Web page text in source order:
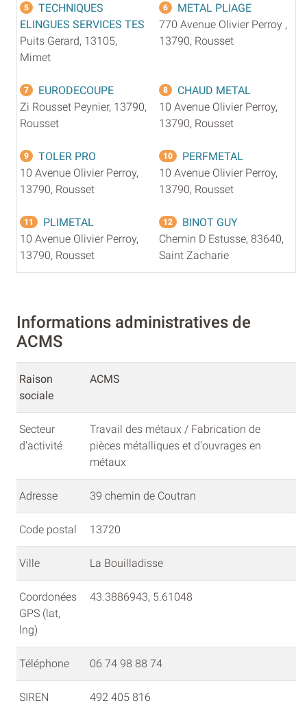
5
TECHNIQUES
ELINGUES SERVICES TES
Puits Gerard, 13105,
Mimet
6
METAL PLIAGE
770 Avenue Olivier Perroy ,
13790, Rousset
7
EURODECOUPE
Zi Rousset Peynier, 13790,
Rousset
8
CHAUD METAL
10 Avenue Olivier Perroy,
13790, Rousset
9
TOLER PRO
10 Avenue Olivier Perroy,
13790, Rousset
10
PERFMETAL
10 Avenue Olivier Perroy,
13790, Rousset
11
PLIMETAL
10 Avenue Olivier Perroy,
13790, Rousset
12
BINOT GUY
Chemin D Estusse, 83640,
Saint Zacharie
Informations administratives de
ACMS
Raison
sociale
ACMS
Secteur
d'activité
Travail des métaux / Fabrication de
pièces métalliques et d'ouvrages en
métaux
Adresse 39 chemin de Coutran
Code postal 13720
Ville La Bouilladisse
Coordonées
GPS (lat,
lng)
43.3886943, 5.61048
Téléphone 06 74 98 88 74
SIREN 492 405 816